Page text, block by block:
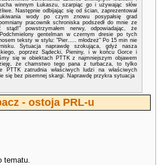
winnym Łukaszu, szarpiąc go i używając słów
Następnie odbijając się od ścian, zaprezentował
wody po czym znowu posypałsię grad
pracownik schroniska podszedł do mnie ze
stąd!" powstrzymałem nerwy, odpowiadając, że
gentelman w czernym dresie po tych
teksty w stylu: "Pier..... młodzeż" Po 15 min nie
Sytuacja naprawdę szokująca, gdyż nasza
poprzez Sądecki, Pieniny, i w końcu Gorce i
się w obiektach PTTK z najmniejszym objawem
że chamstwo tego pana z turbacza, to tylko
PTTK zatrudnia właściwych ludzi na właściwych
się bez pisemnej skargi. Naprawdę przykra sytuacja
- ostoja PRL-u
tematu.